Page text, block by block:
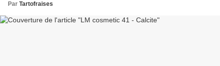
Par Tartofraises